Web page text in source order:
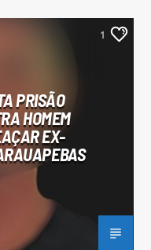
1
PRISÃO
HOMEM
EX-